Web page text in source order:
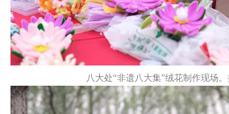
八大处“非遗八大集”绒花制作现场